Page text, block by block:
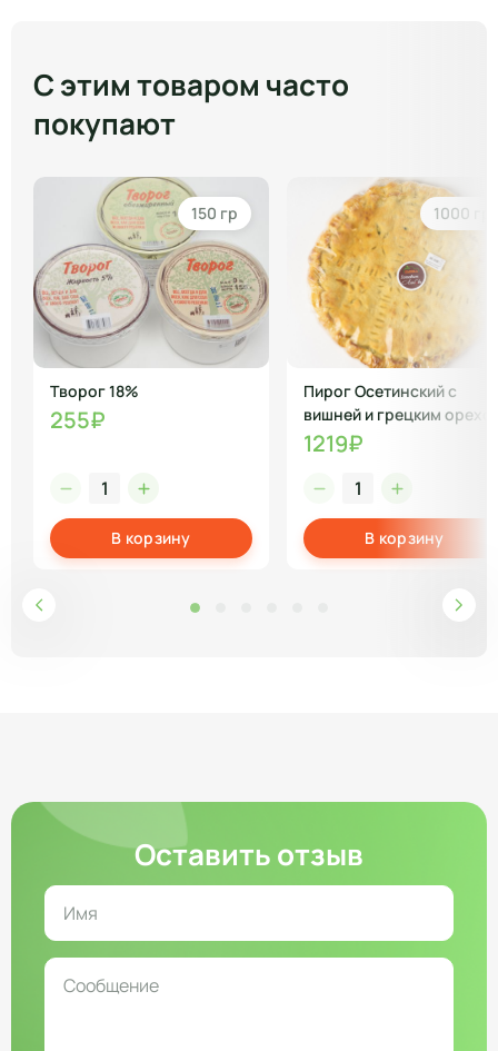
С этим товаром часто
покупают
150 гр
Творог 18%
255₽
В корзину
1000 гр
Пирог Осетинский с
вишней и грецким
полуфабрикат
1219₽
В корзину
Оставить отзыв